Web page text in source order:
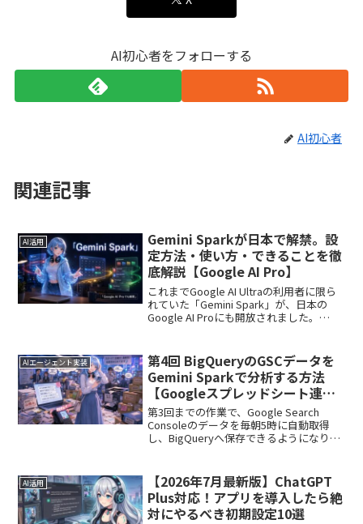
AI初心者をフォローする
AI初心者
関連記事
AI活用
Gemini Sparkが日本で解禁。設
定方法・使い方・できることを徹
底解説【Google AI Pro】
これまでGoogle AI Ultraの利用者に限ら
れていた「Gemini Spark」が、日本の
Google AI Proにも開放されました。
す。G...
AIエージェント実装
第4回 BigQueryのGSCデータを
Gemini Sparkで分析する方法
【Googleスプレッドシート連
携】
第3回までの作業で、Google Search
Consoleのデータを毎朝5時に自動取得
し、BigQueryへ保存できるようになりま
ード、端末、国の組み合わせ...
AI活用
【2026年7月最新版】ChatGPT
Plus対応！アプリを導入したら絶
対にやるべき初期設定10選